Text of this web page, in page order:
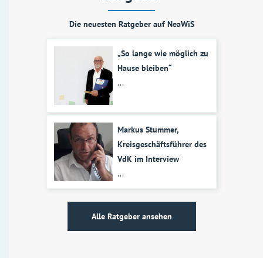
Die neuesten Ratgeber auf NeaWiS
„So lange wie möglich zu
Hause bleiben“
...
Markus Stummer,
Kreisgeschäftsführer des
VdK im Interview
...
Alle Ratgeber ansehen